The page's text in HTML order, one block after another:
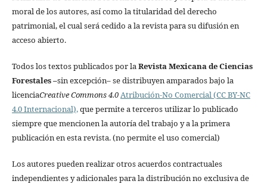
moral de los autores, así como la titularidad del derecho
patrimonial, el cual será cedido a la revista para su difusión en
acceso abierto.
Todos los textos publicados por la Revista Mexicana de Ciencias
Forestales–sin excepción– se distribuyen amparados bajo la
licenciaCreative Commons 4.0 Atribución-No Comercial (CC BY-NC
4.0 Internacional),que permite a terceros utilizar lo publicado
siempre que mencionen la autoría del trabajo y a la primera
publicación en esta revista. (no permite el uso comercial)
Los autores pueden realizar otros acuerdos contractuales
independientes y adicionales para la distribución no exclusiva de